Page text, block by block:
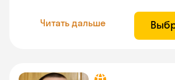
Читать дальше